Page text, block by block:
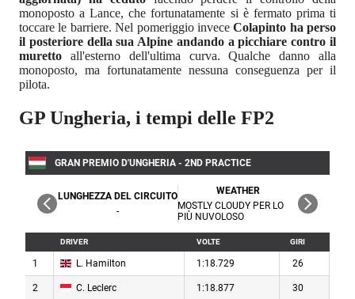
monoposto a Lance, che fortunatamente si è fermato prima ti
toccare le barriere. Nel pomeriggio inveceColapinto ha perso
il posteriore della sua Alpine andando a picchiare contro il
muretto all'esterno dell'ultima curva. Qualche danno alla
monoposto, ma fortunatamente nessuna conseguenza per il
pilota.
GP Ungheria, i tempi delle FP2